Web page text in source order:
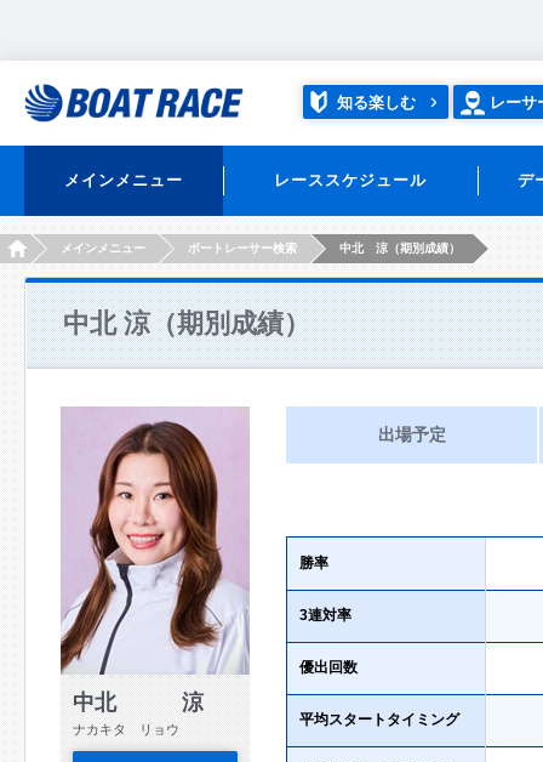
知る楽しむ レーサ
メインメニュー レーススケジュール デ
HOMEメインメニュー ボートレーサー検索 中北 涼（期別成績）
中北 涼（期別成績）
中北 涼
ナカキタ リョウ
出場予定
勝率
3連対率
優出回数
平均スタートタイミング